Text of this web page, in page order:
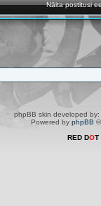
Näita postitusi
phpBB skin developed by:
Powered by phpBB
RED DOT